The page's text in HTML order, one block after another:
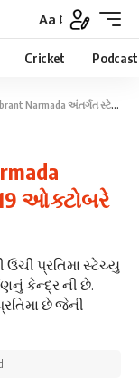
Aa
Cricket Podcast
સ્ટેચ્યુ ઓફ યુનિટી 19 ઓક્ટોબરે અનોખું આકર્ષણ ઉભું કરશે
ઓક્ટોબરે
ઉંચી પ્રતિમા સ્ટેચ્યુ
કેન્દ્ર ની છે.
છે જેની